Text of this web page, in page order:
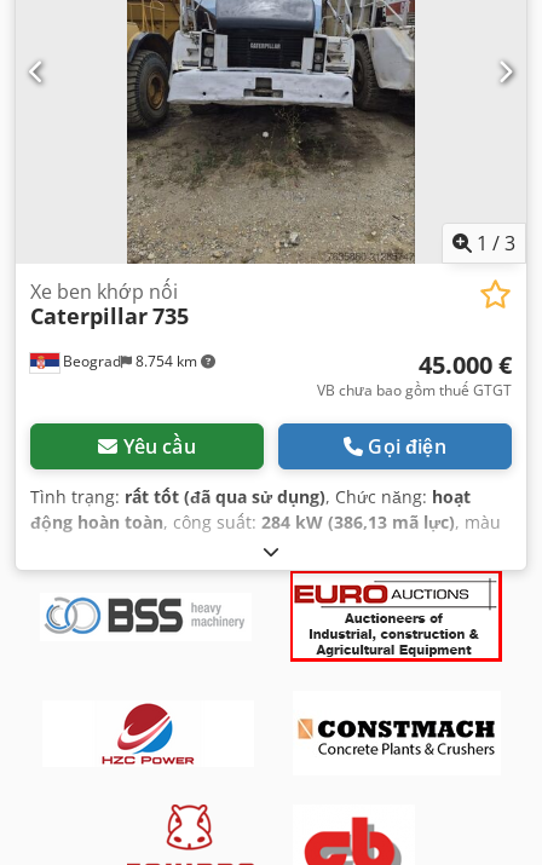
1 /3
Beograd 8.754 km
Xe ben khớp nối
Caterpillar735
45.000 €
VB chưa bao gồm thuế GTGT
Yêu cầu Gọi điện
Tình trạng: rất tốt (đã qua sử dụng), Chức năng: hoạt
động hoàn toàn, công suất: 284 kW (386,13 mã lực), màu
, trọng lượng tải tối đa:
2007, số máy/phương tiện:CAT00735JB1N00920,